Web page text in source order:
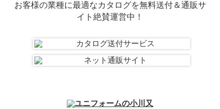
お客様の業種に最適なカタログを無料送付＆通販サ
イト絶賛運営中！